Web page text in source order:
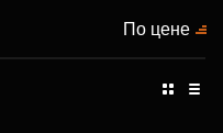
По цене